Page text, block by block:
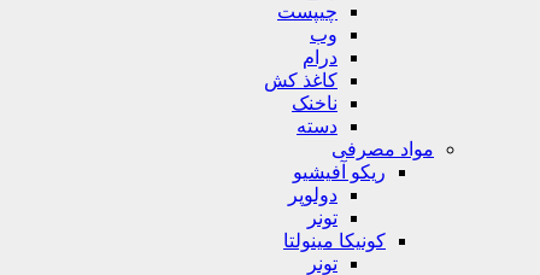
چیپست
وب
درام
کاغذ کش
ناخنک
دسته
مواد مصرفی
ریکو آفیشیو
دولوپر
تونر
کونیکا مینولتا
تونر